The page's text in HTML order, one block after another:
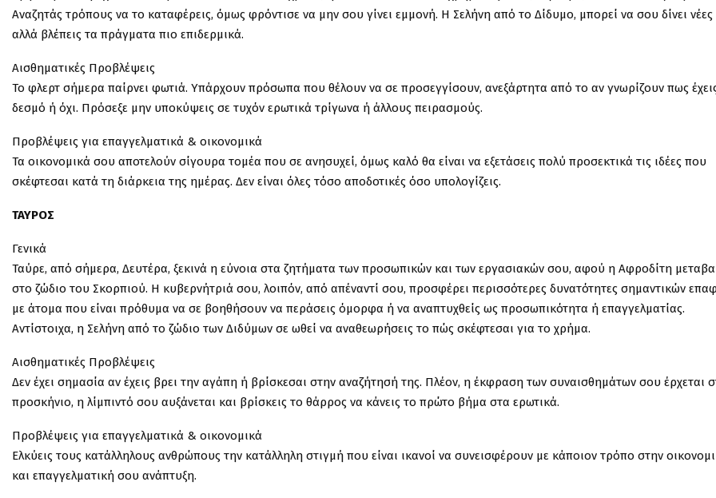
Αναζητάς τρόπους να το καταφέρεις, όμως φρόντισε να μην σου γίνει εμμονή. Η Σελήνη από το Δίδυμο, μπορεί να σου δίνει νέες
αλλά βλέπεις τα πράγματα πιο επιδερμικά.
Αισθηματικές Προβλέψεις
Το φλερτ σήμερα παίρνει φωτιά. Υπάρχουν πρόσωπα που θέλουν να σε προσεγγίσουν, ανεξάρτητα από το αν γνωρίζουν πως
δεσμό ή όχι. Πρόσεξε μην υποκύψεις σε τυχόν ερωτικά τρίγωνα ή άλλους πειρασμούς.
Προβλέψεις για επαγγελματικά & οικονομικά
Τα οικονομικά σου αποτελούν σίγουρα τομέα που σε ανησυχεί, όμως καλό θα είναι να εξετάσεις πολύ προσεκτικά τις ιδέες που
σκέφτεσαι κατά τη διάρκεια της ημέρας. Δεν είναι όλες τόσο αποδοτικές όσο υπολογίζεις.
ΤΑΥΡΟΣ
Γενικά
Ταύρε, από σήμερα, Δευτέρα, ξεκινά η εύνοια στα ζητήματα των προσωπικών και των εργασιακών σου, αφού η Αφροδίτη
στο ζώδιο του Σκορπιού. Η κυβερνήτριά σου, λοιπόν, από απέναντί σου, προσφέρει περισσότερες δυνατότητες σημαντικών
με άτομα που είναι πρόθυμα να σε βοηθήσουν να περάσεις όμορφα ή να αναπτυχθείς ως προσωπικότητα ή επαγγελματίας.
Αντίστοιχα, η Σελήνη από το ζώδιο των Διδύμων σε ωθεί να αναθεωρήσεις το πώς σκέφτεσαι για το χρήμα.
Αισθηματικές Προβλέψεις
Δεν έχει σημασία αν έχεις βρει την αγάπη ή βρίσκεσαι στην αναζήτησή της. Πλέον, η έκφραση των συναισθημάτων σου έρχεται
προσκήνιο, η λίμπιντό σου αυξάνεται και βρίσκεις το θάρρος να κάνεις το πρώτο βήμα στα ερωτικά.
Προβλέψεις για επαγγελματικά & οικονομικά
Ελκύεις τους κατάλληλους ανθρώπους την κατάλληλη στιγμή που είναι ικανοί να συνεισφέρουν με κάποιον τρόπο στην
και επαγγελματική σου ανάπτυξη.